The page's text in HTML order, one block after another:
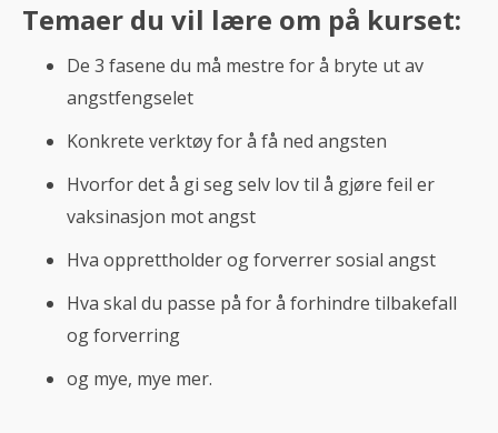
Temaer du vil lære om på kurset:
De 3 fasene du må mestre for å bryte ut av
angstfengselet
Konkrete verktøy for å få ned angsten
Hvorfor det å gi seg selv lov til å gjøre feil er
vaksinasjon mot angst
Hva opprettholder og forverrer sosial angst
Hva skal du passe på for å forhindre tilbakefall
og forverring
og mye, mye mer.